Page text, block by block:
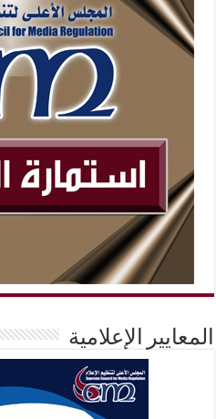
المعايير الإعلامية